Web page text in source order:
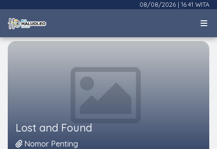
08/08/2026 | 16.41 WITA
Lost and Found
Nomor Penting